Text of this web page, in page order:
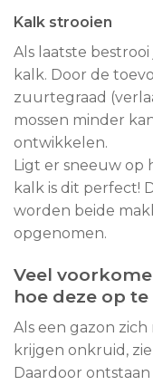
Kalk strooien
Als laatste
kalk. Door de
zuurtegraad
mossen minder
ontwikkelen.
Ligt er sneeuw op
kalk is dit perfect!
worden beide
opgenomen.
Veel
hoe deze op
Als een gazon
krijgen onkruid,
Daardoor